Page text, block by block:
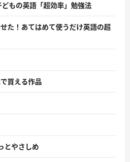
もの英語「超効率」勉強法
た！あてはめて使うだけ英語の超
買える作品
とやさしめ